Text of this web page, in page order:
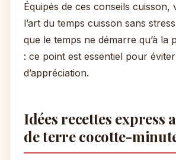
Équipés de ces conseils cuisson,
l’art du temps cuisson sans
que le temps ne démarre qu’à la
: ce point est essentiel pour
d’appréciation.
Idées recettes express
de terre cocotte-